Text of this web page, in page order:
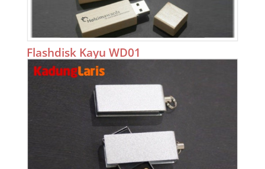
Flashdisk Kayu WD01